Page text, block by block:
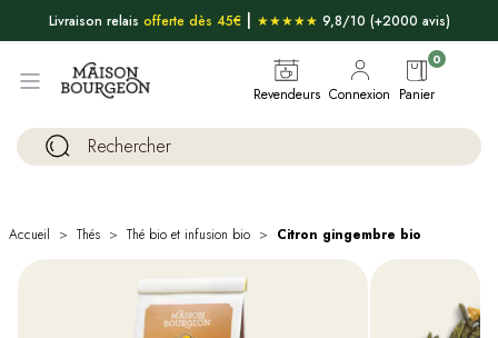
Livraison relais offerte dès 45€| ★★★★★ 9,8/10 (+2000 avis)
Revendeurs Connexion Panier
0
Accueil Thés Thé bio et infusion bio Citron gingembre bio